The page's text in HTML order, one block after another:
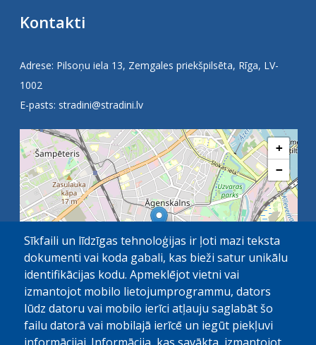
Kontakti
Adrese: Pilsoņu iela 13, Zemgales priekšpilsēta, Rīga, LV-
1002
E-pasts: stradini@stradini.lv
+
−
1 km OpenStreetMap contributors
Sīkfaili un līdzīgas tehnoloģijas ir ļoti mazi teksta
dokumenti vai koda gabali, kas bieži satur unikālu
identifikācijas kodu. Apmeklējot vietni vai
izmantojot mobilo lietojumprogrammu, dators
lūdz datoru vai mobilo ierīci atļauju saglabāt šo
failu datorā vai mobilajā ierīcē un iegūt piekļuvi